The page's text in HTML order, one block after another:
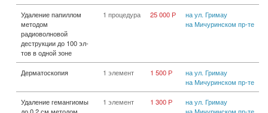
Удаление папиллом
методом
радиоволновой
деструкции до 100 эл-
тов в одной зоне
1 процедура 25 000 Р
на ул. Гримау
на Мичуринском пр-те
Дерматоскопия 1 элемент 1 500 Р
на ул. Гримау
на Мичуринском пр-те
Удаление гемангиомы
до 0,2 см методом
1 элемент 1 300 Р
на ул. Гримау
на Мичуринском пр-те